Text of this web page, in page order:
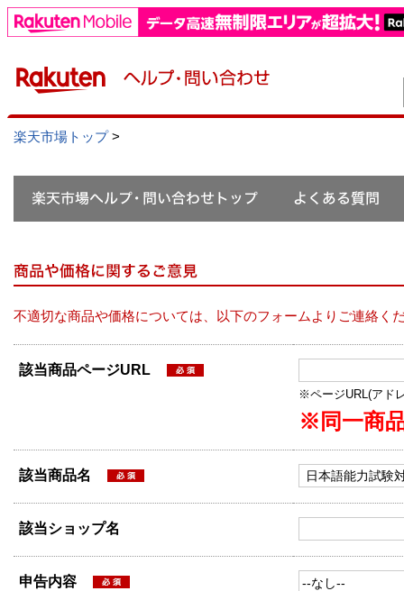
楽天市場トップ>
不適切な商品や価格については、以下のフォームよりご連絡く
該当商品ページURL
※ページURL(アド
※同一商
該当商品名
該当ショップ名
申告内容